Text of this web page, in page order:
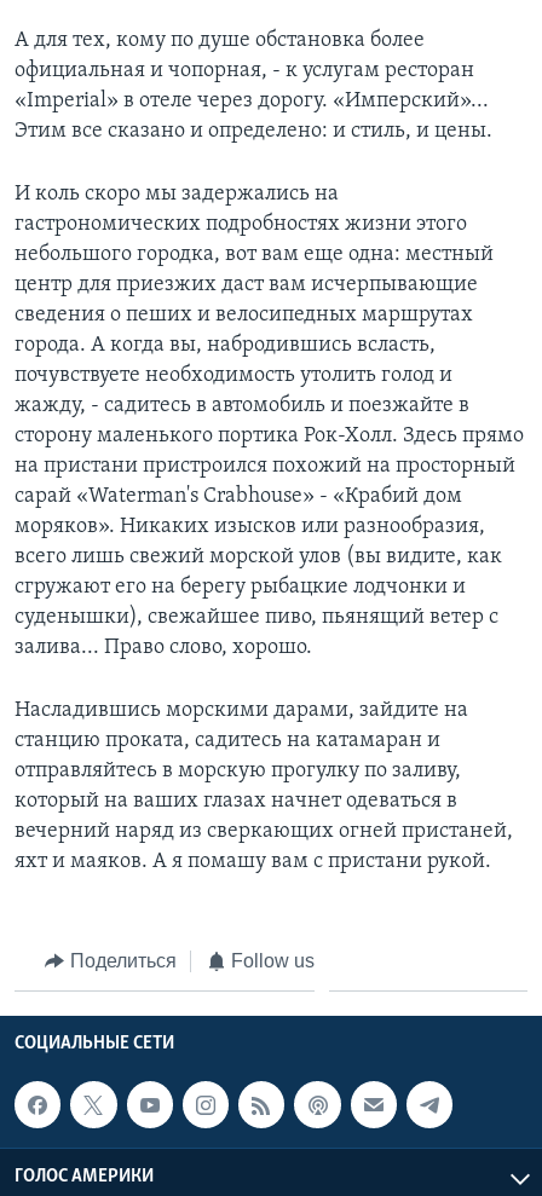
А для тех, кому по душе обстановка более
официальная и чопорная, - к услугам ресторан
«Imperial» в отеле через дорогу. «Имперский»...
Этим все сказано и определено: и стиль, и цены.
И коль скоро мы задержались на
гастрономических подробностях жизни этого
небольшого городка, вот вам еще одна: местный
центр для приезжих даст вам исчерпывающие
сведения о пеших и велосипедных маршрутах
города. А когда вы, набродившись всласть,
почувствуете необходимость утолить голод и
жажду, - садитесь в автомобиль и поезжайте в
сторону маленького портика Рок-Холл. Здесь прямо
на пристани пристроился похожий на просторный
сарай «Waterman's Crabhouse» - «Крабий дом
моряков». Никаких изысков или разнообразия,
всего лишь свежий морской улов (вы видите, как
сгружают его на берегу рыбацкие лодчонки и
суденышки), свежайшее пиво, пьянящий ветер с
залива... Право слово, хорошо.
Насладившись морскими дарами, зайдите на
станцию проката, садитесь на катамаран и
отправляйтесь в морскую прогулку по заливу,
который на ваших глазах начнет одеваться в
вечерний наряд из сверкающих огней пристаней,
яхт и маяков. А я помашу вам с пристани рукой.
Поделиться Follow us
СОЦИАЛЬНЫЕ СЕТИ
ГОЛОС АМЕРИКИ